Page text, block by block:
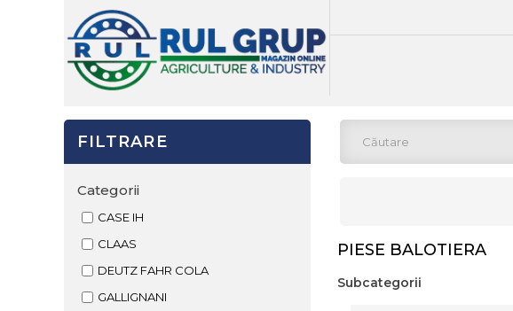
FILTRARE
Categorii
CASE IH
CLAAS
DEUTZ FAHR COLA
GALLIGNANI
PIESE BALOTIERA
Subcategorii